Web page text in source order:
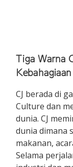
Tiga Warna
CJ berada di
Culture dan
dunia. CJ
dunia dimana
makanan,
Selama